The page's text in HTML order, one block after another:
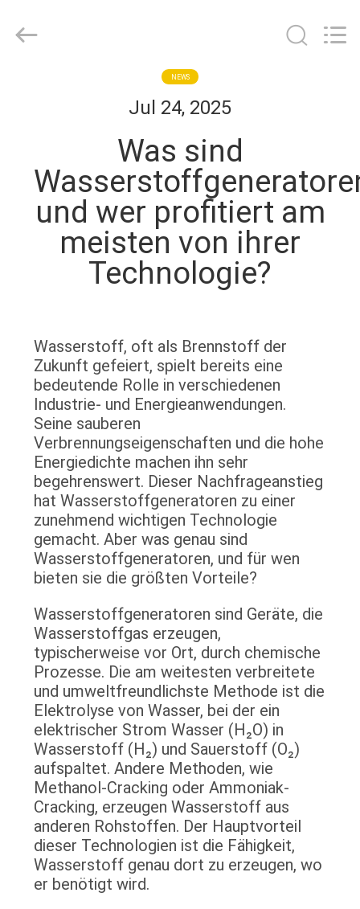
ÜBER
UNS
WERKSBESICHTIGUNG
KONTAKT
MIT
UNS
NACHRICHTEN
RECHTSSACHEN
ANGEBOT
ANFORDERN
NEWS
SITEMAP
DATENSCHUTZRICHTLINIE
Technology
Co.,Ltd.
NEWS
Jul 24, 2025
Was sind
und wer profitiert am
meisten von ihrer
Technologie?
Wasserstoff, oft als Brennstoff der
Zukunft gefeiert, spielt bereits eine
bedeutende Rolle in verschiedenen
Industrie- und Energieanwendungen.
Seine sauberen
Verbrennungseigenschaften und die hohe
Energiedichte machen ihn sehr
begehrenswert. Dieser Nachfrageanstieg
hat Wasserstoffgeneratoren zu einer
zunehmend wichtigen Technologie
gemacht. Aber was genau sind
Wasserstoffgeneratoren, und für wen
bieten sie die größten Vorteile?
Wasserstoffgeneratoren sind Geräte, die
Wasserstoffgas erzeugen,
typischerweise vor Ort, durch chemische
Prozesse. Die am weitesten verbreitete
und umweltfreundlichste Methode ist die
Elektrolyse von Wasser, bei der ein
elektrischer Strom Wasser (H₂O) in
Wasserstoff (H₂) und Sauerstoff (O₂)
aufspaltet. Andere Methoden, wie
Methanol-Cracking oder Ammoniak-
Cracking, erzeugen Wasserstoff aus
anderen Rohstoffen. Der Hauptvorteil
dieser Technologien ist die Fähigkeit,
Wasserstoff genau dort zu erzeugen, wo
er benötigt wird.